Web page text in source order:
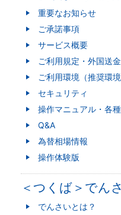
重要なお知らせ
ご承諾事項
サービス概要
ご利用規定・外国送
ご利用環境（推奨環境
セキュリティ
操作マニュアル・各
Q&A
為替相場情報
操作体験版
＜つくば＞でん
でんさいとは？